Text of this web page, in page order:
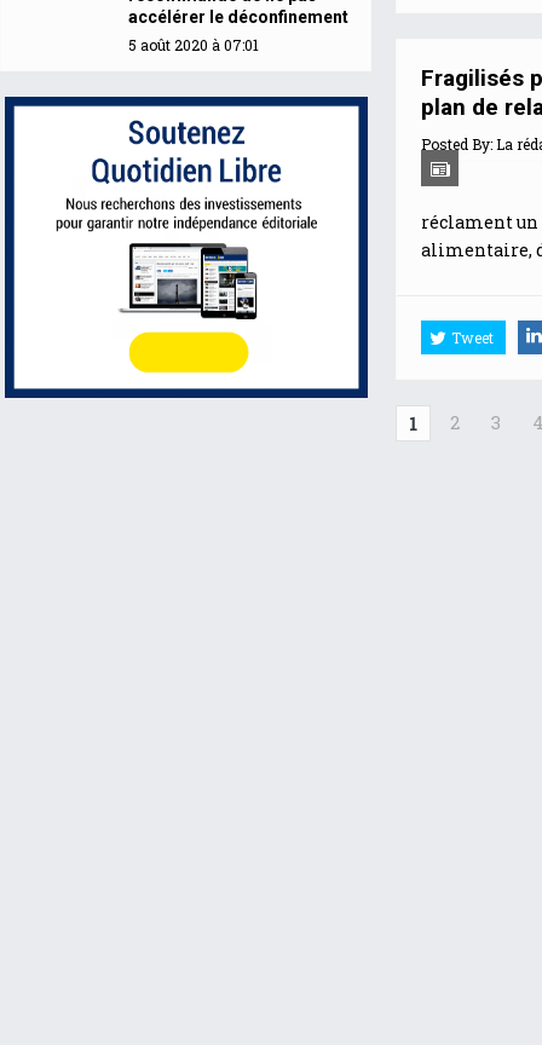
Fragilisés
plan de
Posted By:La
réclament un
alimentaire,
Tweet
1 2 3
accélérer le déconfinement
5 août 2020 à 07:01